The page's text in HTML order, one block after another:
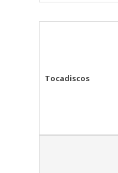
Tocadiscos